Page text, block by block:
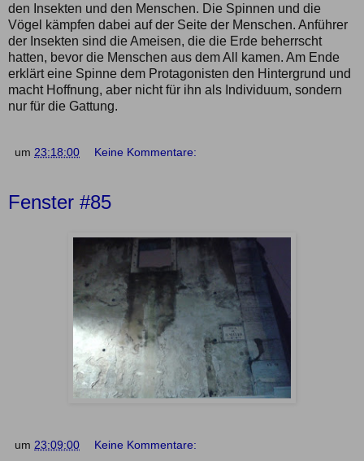
den Insekten und den Menschen. Die Spinnen und die
Vögel kämpfen dabei auf der Seite der Menschen. Anführer
der Insekten sind die Ameisen, die die Erde beherrscht
hatten, bevor die Menschen aus dem All kamen. Am Ende
erklärt eine Spinne dem Protagonisten den Hintergrund und
macht Hoffnung, aber nicht für ihn als Individuum, sondern
nur für die Gattung.
um 23:18:00 Keine Kommentare:
Fenster #85
um 23:09:00 Keine Kommentare: